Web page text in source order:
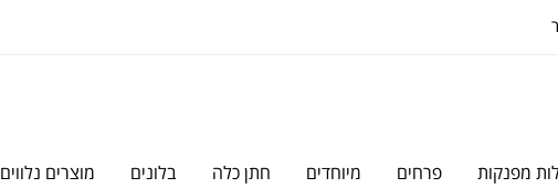
מפנקות פרחים מיוחדים חתן כלה בלונים מוצרים נלווים